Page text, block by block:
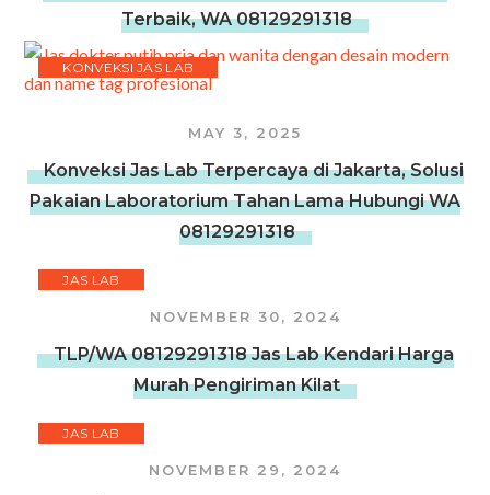
Terbaik, WA 08129291318
KONVEKSI JAS LAB
MAY 3, 2025
Konveksi Jas Lab Terpercaya di Jakarta, Solusi
Pakaian Laboratorium Tahan Lama Hubungi WA
08129291318
JAS LAB
NOVEMBER 30, 2024
TLP/WA 08129291318 Jas Lab Kendari Harga
Murah Pengiriman Kilat
JAS LAB
NOVEMBER 29, 2024